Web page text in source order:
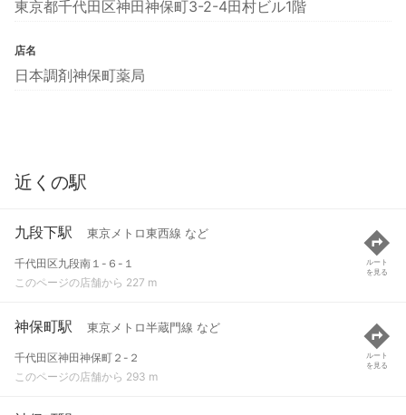
東京都千代田区神田神保町3-2-4田村ビル1階
店名
日本調剤神保町薬局
近くの駅
九段下駅 東京メトロ東西線 など
千代田区九段南１-６-１
このページの店舗から 227 m
ルート
を見る
神保町駅 東京メトロ半蔵門線 など
千代田区神田神保町２-２
このページの店舗から 293 m
ルート
を見る